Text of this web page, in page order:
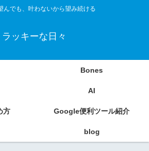
んでも、叶わないから望み続ける
ラッキーな日々
Bones
AI
方 Google便利ツール紹介
blog